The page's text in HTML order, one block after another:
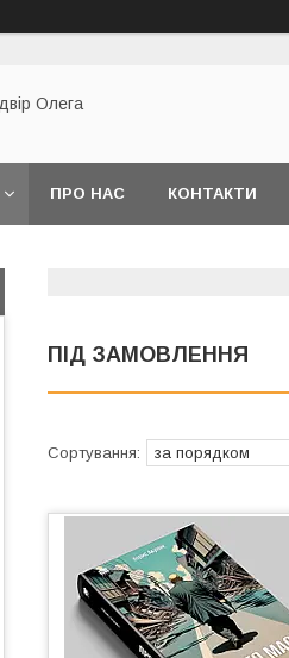
Олега
ПРО НАС КОНТАКТИ
ПІД ЗАМОВЛЕННЯ